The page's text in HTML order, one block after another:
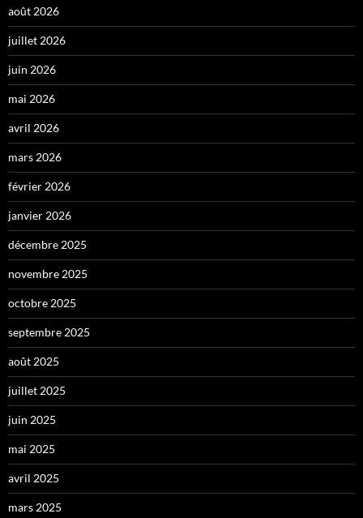
août 2026
juillet 2026
juin 2026
mai 2026
avril 2026
mars 2026
février 2026
janvier 2026
décembre 2025
novembre 2025
octobre 2025
septembre 2025
août 2025
juillet 2025
juin 2025
mai 2025
avril 2025
mars 2025